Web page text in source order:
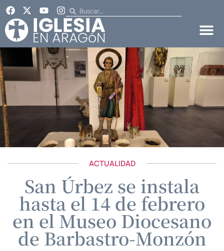
ACTUALIDAD
San Úrbez se instala
hasta el 14 de febrero
en el Museo Diocesano
de Barbastro-Monzón